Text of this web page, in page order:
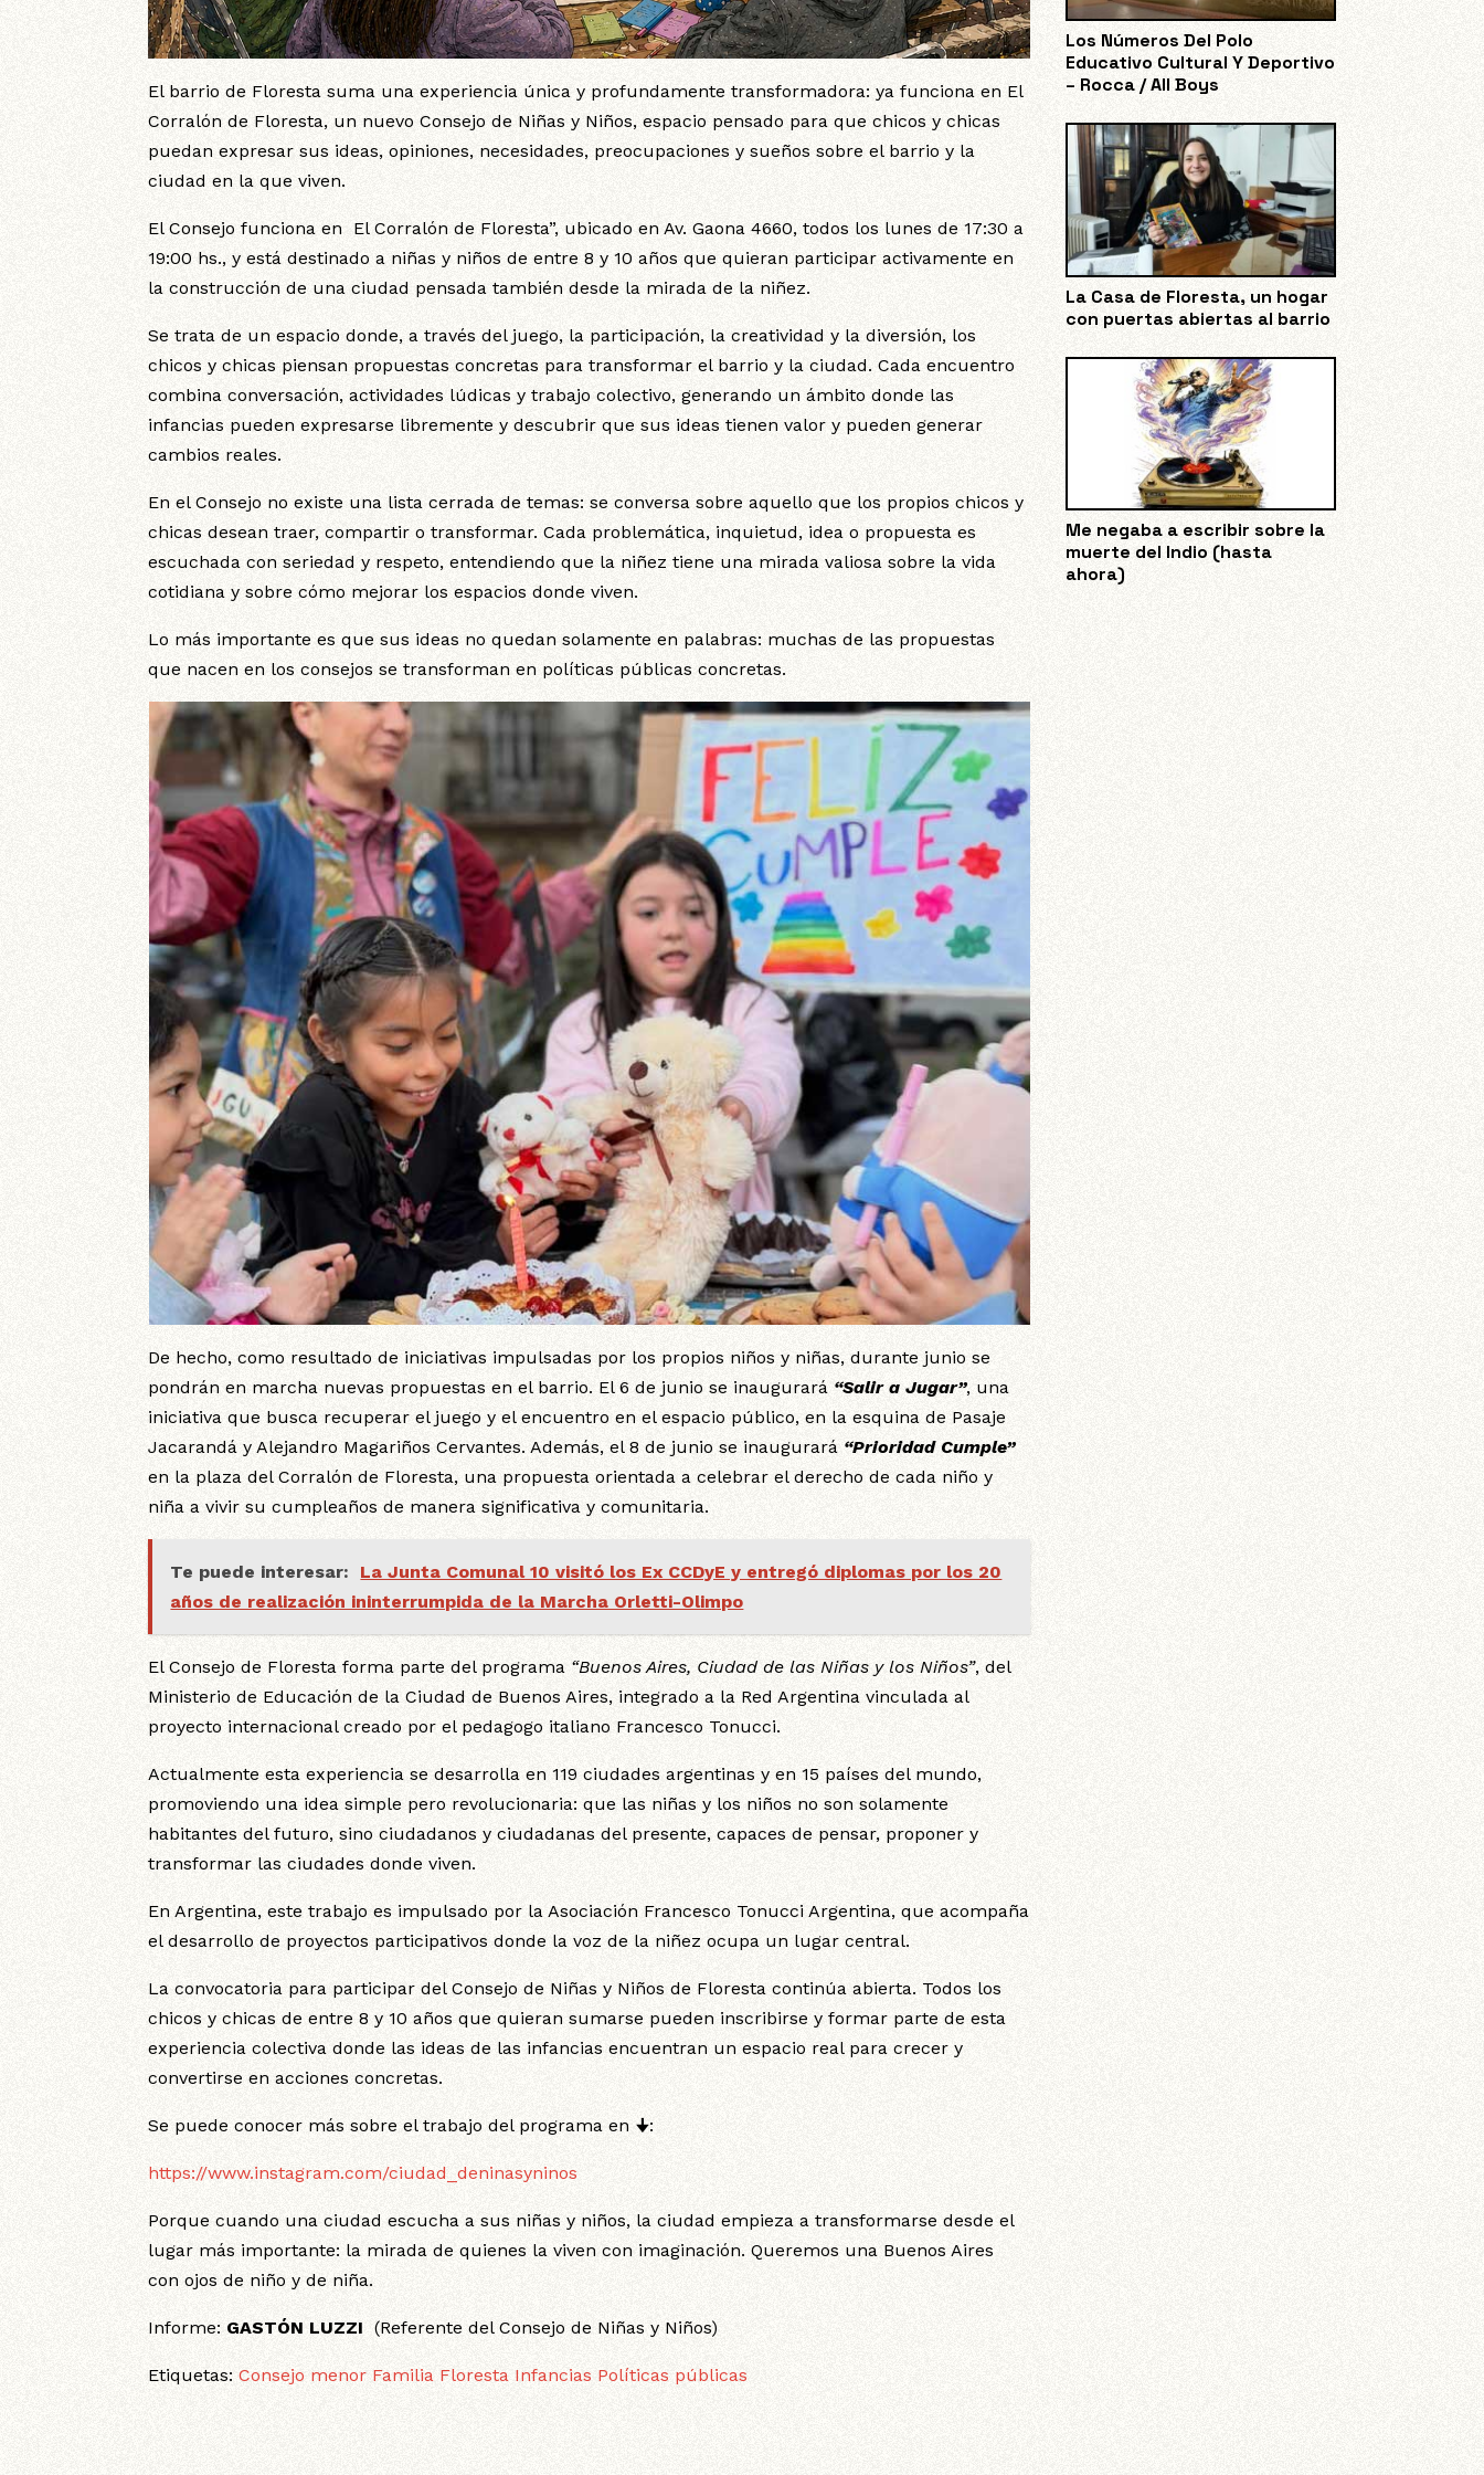
El barrio de Floresta suma una experiencia única y profundamente transformadora: ya funciona en El
Corralón de Floresta, un nuevo Consejo de Niñas y Niños, espacio pensado para que chicos y chicas
puedan expresar sus ideas, opiniones, necesidades, preocupaciones y sueños sobre el barrio y la
ciudad en la que viven.
El Consejo funciona en El Corralón de Floresta”, ubicado en Av. Gaona 4660, todos los lunes de 17:30 a
19:00 hs., y está destinado a niñas y niños de entre 8 y 10 años que quieran participar activamente en
la construcción de una ciudad pensada también desde la mirada de la niñez.
Se trata de un espacio donde, a través del juego, la participación, la creatividad y la diversión, los
chicos y chicas piensan propuestas concretas para transformar el barrio y la ciudad. Cada encuentro
combina conversación, actividades lúdicas y trabajo colectivo, generando un ámbito donde las
infancias pueden expresarse libremente y descubrir que sus ideas tienen valor y pueden generar
cambios reales.
En el Consejo no existe una lista cerrada de temas: se conversa sobre aquello que los propios chicos y
chicas desean traer, compartir o transformar. Cada problemática, inquietud, idea o propuesta es
escuchada con seriedad y respeto, entendiendo que la niñez tiene una mirada valiosa sobre la vida
cotidiana y sobre cómo mejorar los espacios donde viven.
Lo más importante es que sus ideas no quedan solamente en palabras: muchas de las propuestas
que nacen en los consejos se transforman en políticas públicas concretas.
De hecho, como resultado de iniciativas impulsadas por los propios niños y niñas, durante junio se
pondrán en marcha nuevas propuestas en el barrio. El 6 de junio se inaugurará “Salir a Jugar”, una
iniciativa que busca recuperar el juego y el encuentro en el espacio público, en la esquina de Pasaje
Jacarandá y Alejandro Magariños Cervantes. Además, el 8 de junio se inaugurará “Prioridad Cumple”
en la plaza del Corralón de Floresta, una propuesta orientada a celebrar el derecho de cada niño y
niña a vivir su cumpleaños de manera significativa y comunitaria.
Te puede interesar:
La Junta Comunal 10 visitó los Ex CCDyE y entregó diplomas por los 20
años de realización ininterrumpida de la Marcha Orletti-Olimpo
El Consejo de Floresta forma parte del programa “Buenos Aires, Ciudad de las Niñas y los Niños”, del
Ministerio de Educación de la Ciudad de Buenos Aires, integrado a la Red Argentina vinculada al
proyecto internacional creado por el pedagogo italiano Francesco Tonucci.
Actualmente esta experiencia se desarrolla en 119 ciudades argentinas y en 15 países del mundo,
promoviendo una idea simple pero revolucionaria: que las niñas y los niños no son solamente
habitantes del futuro, sino ciudadanos y ciudadanas del presente, capaces de pensar, proponer y
transformar las ciudades donde viven.
En Argentina, este trabajo es impulsado por la Asociación Francesco Tonucci Argentina, que acompaña
el desarrollo de proyectos participativos donde la voz de la niñez ocupa un lugar central.
La convocatoria para participar del Consejo de Niñas y Niños de Floresta continúa abierta. Todos los
chicos y chicas de entre 8 y 10 años que quieran sumarse pueden inscribirse y formar parte de esta
experiencia colectiva donde las ideas de las infancias encuentran un espacio real para crecer y
convertirse en acciones concretas.
Se puede conocer más sobre el trabajo del programa en 🠋:
https://www.instagram.com/ciudad_deninasyninos
Porque cuando una ciudad escucha a sus niñas y niños, la ciudad empieza a transformarse desde el
lugar más importante: la mirada de quienes la viven con imaginación. Queremos una Buenos Aires
con ojos de niño y de niña.
Informe: GASTÓN LUZZI (Referente del Consejo de Niñas y Niños)
Etiquetas:Consejo menor Familia Floresta Infancias Políticas públicas
Los Números Del Polo
Educativo Cultural Y Deportivo
– Rocca / All Boys
La Casa de Floresta, un hogar
con puertas abiertas al barrio
Me negaba a escribir sobre la
muerte del Indio (hasta
ahora)